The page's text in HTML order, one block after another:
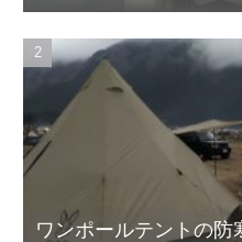
ワンポールテントの防